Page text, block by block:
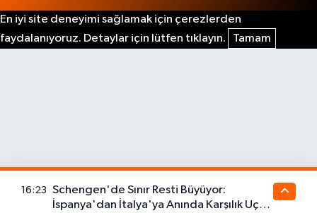
En iyi site deneyimi sağlamak için çerezlerden
faydalanıyoruz. Detaylar için lütfen tıklayın.
Tamam
16:23
Schengen'de Sınır Resti Büyüyor:
İspanya'dan İtalya'ya Anında Karşılık Uçuş